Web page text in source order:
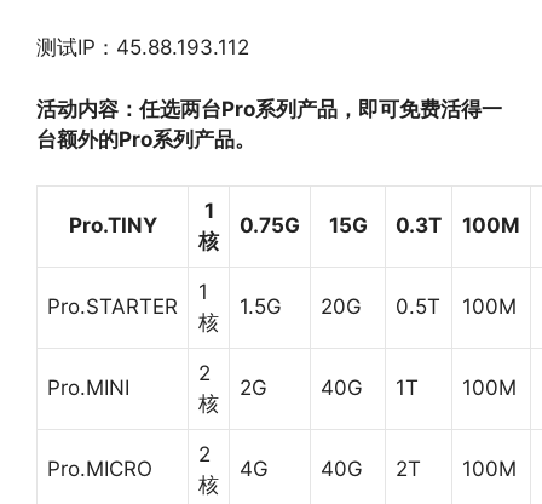
测试IP：45.88.193.112
活动内容：任选两台Pro系列产品，即可免费活得一
台额外的Pro系列产品。
Pro.TINY
1
核
0.75G 15G 0.3T 100M
Pro.STARTER
1
核
1.5G 20G 0.5T 100M
Pro.MINI
2
核
2G 40G 1T 100M
Pro.MICRO
2
核
4G 40G 2T 100M